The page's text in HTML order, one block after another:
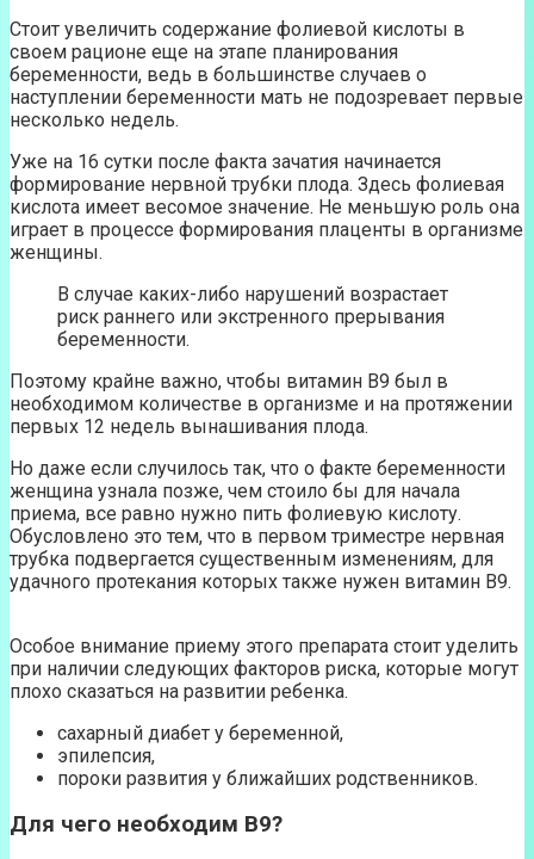
Стоит увеличить содержание фолиевой кислоты в
своем рационе еще на этапе планирования
беременности, ведь в большинстве случаев о
наступлении беременности мать не подозревает первые
несколько недель.
Уже на 16 сутки после факта зачатия начинается
формирование нервной трубки плода. Здесь фолиевая
кислота имеет весомое значение. Не меньшую роль она
играет в процессе формирования плаценты в организме
женщины.
В случае каких-либо нарушений возрастает
риск раннего или экстренного прерывания
беременности.
Поэтому крайне важно, чтобы витамин В9 был в
необходимом количестве в организме и на протяжении
первых 12 недель вынашивания плода.
Но даже если случилось так, что о факте беременности
женщина узнала позже, чем стоило бы для начала
приема, все равно нужно пить фолиевую кислоту.
Обусловлено это тем, что в первом триместре нервная
трубка подвергается существенным изменениям, для
удачного протекания которых также нужен витамин В9.
Особое внимание приему этого препарата стоит уделить
при наличии следующих факторов риска, которые могут
плохо сказаться на развитии ребенка.
сахарный диабет у беременной,
эпилепсия,
пороки развития у ближайших родственников.
Для чего необходим B9?